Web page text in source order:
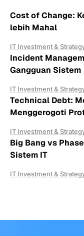
Cost of Change:
lebih Mahal
IT Investment &
Incident
Gangguan Sistem
IT Investment &
Technical Debt:
Menggerogoti
IT Investment &
Big Bang vs
Sistem IT
IT Investment &